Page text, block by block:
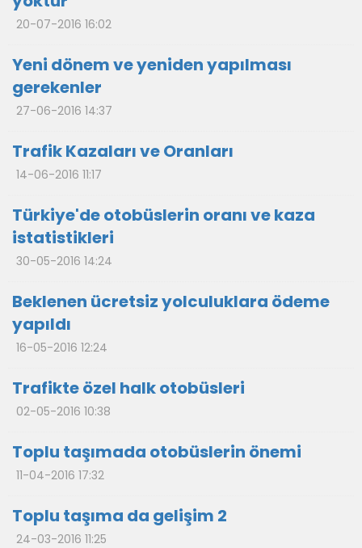
20-07-2016 16:02
Yeni dönem ve yeniden yapılması
gerekenler
27-06-2016 14:37
Trafik Kazaları ve Oranları
14-06-2016 11:17
Türkiye'de otobüslerin oranı ve kaza
istatistikleri
30-05-2016 14:24
Beklenen ücretsiz yolculuklara ödeme
yapıldı
16-05-2016 12:24
Trafikte özel halk otobüsleri
02-05-2016 10:38
Toplu taşımada otobüslerin önemi
11-04-2016 17:32
Toplu taşıma da gelişim 2
24-03-2016 11:25